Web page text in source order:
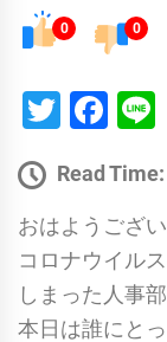
0 0
Twitter
Read Time:
おはようござい
コロナウイル
しまった人事
本日は誰にと